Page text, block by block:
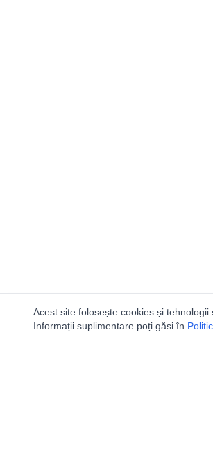
Acest site folosește cookies și
Informații suplimentare poți găsi în